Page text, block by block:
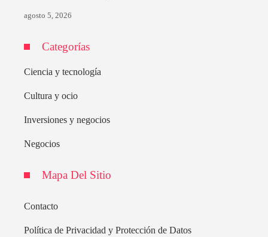
agosto 5, 2026
Categorías
Ciencia y tecnología
Cultura y ocio
Inversiones y negocios
Negocios
Mapa Del Sitio
Contacto
Política de Privacidad y Protección de Datos